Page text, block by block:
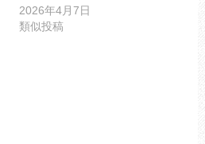
2026年4月7日
類似投稿